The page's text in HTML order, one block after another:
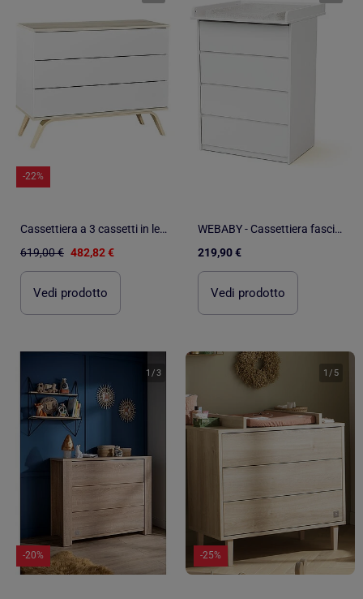
-22%
Cassettiera a 3 cassetti in legno - SAUTHON
619,00 € 482,82 €
Vedi prodotto
WEBABY - Cassettiera fasciatoio 4 cassetti 70 cm UNO legno - Bianco
219,90 €
Vedi prodotto
1 /3
-20%
1 / 5
-25%